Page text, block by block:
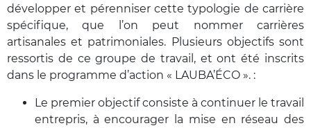
développer et pérenniser cette typologie de carrière
spécifique, que l’on peut nommer carrières
artisanales et patrimoniales. Plusieurs objectifs sont
ressortis de ce groupe de travail, et ont été inscrits
dans le programme d’action « LAUBA’ÉCO ». :
Le premier objectif consiste à continuer le travail
entrepris, à encourager la mise en réseau des